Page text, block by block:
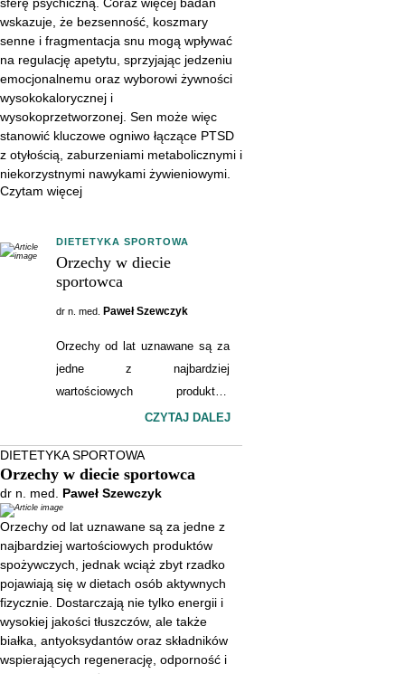
wysokoprzetworzonej. Sen może
więc stanowić kluczowe ogniwo
łączące PTSD z otyłością,
zaburzeniami metabolicznymi i
niekorzystnymi nawykami
żywieniowymi.
wskazuje, że bezsenność, koszmary
senne i fragmentacja snu mogą wpływać
na regulację apetytu, sprzyjając jedzeniu
emocjonalnemu oraz wyborowi żywności
wysokokalorycznej i
wysokoprzetworzonej. Sen może więc
stanowić kluczowe ogniwo łączące PTSD
z otyłością, zaburzeniami metabolicznymi i
niekorzystnymi nawykami żywieniowymi.
Czytam więcej
DIETETYKA SPORTOWA
Orzechy w diecie
sportowca
dr n. med. Paweł Szewczyk
Orzechy od lat uznawane są za
jedne z najbardziej
wartościowych produktów
spożywczych, jednak wciąż zbyt
osób aktywnych fizycznie.
Dostarczają nie tylko energii i
wysokiej jakości tłuszczów, ale
także białka, antyoksydantów
oraz składników wspierających
regenerację, odporność i pracę
układu krążenia. Coraz więcej
badań pokazuje, że regularne
spożywanie orzechów może
realnie wspierać organizm
CZYTAJ DALEJ
DIETETYKA SPORTOWA
Orzechy w diecie sportowca
dr n. med. Paweł Szewczyk
Orzechy od lat uznawane są za jedne z
najbardziej wartościowych produktów
spożywczych, jednak wciąż zbyt rzadko
pojawiają się w dietach osób aktywnych
fizycznie. Dostarczają nie tylko energii i
wysokiej jakości tłuszczów, ale także
białka, antyoksydantów oraz składników
wspierających regenerację, odporność i